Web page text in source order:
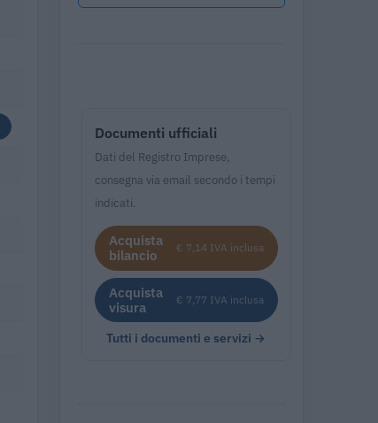
Documenti ufficiali
Dati del Registro Imprese,
consegna via email secondo i tempi
indicati.
Acquista
bilancio
€ 7,14 IVA inclusa
Acquista
visura
€ 7,77 IVA inclusa
Tutti i documenti e servizi →